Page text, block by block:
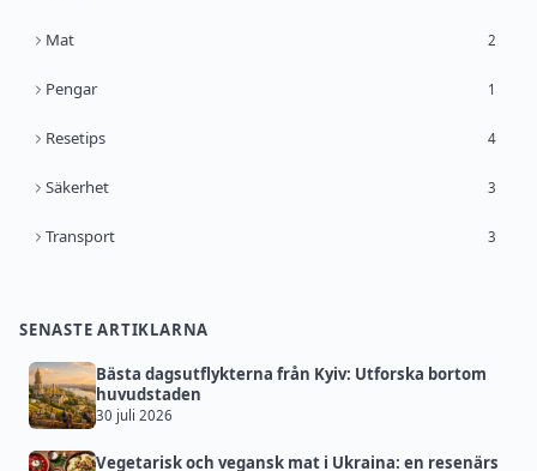
Mat 2
Pengar 1
Resetips 4
Säkerhet 3
Transport 3
SENASTE ARTIKLARNA
Bästa dagsutflykterna från Kyiv: Utforska bortom
huvudstaden
30 juli 2026
Vegetarisk och vegansk mat i Ukraina: en resenärs